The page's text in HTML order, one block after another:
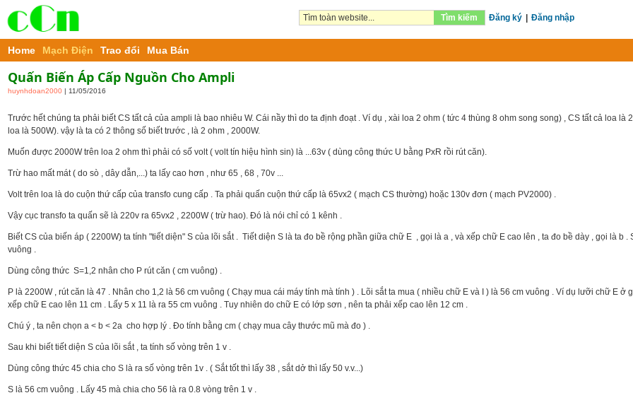
Tìm kiếm Đăng ký Đăng nhập
Home Mạch Điện Trao đổi Mua Bán
Quấn Biến Áp Cấp Nguồn Cho Ampli
huynhdoan2000 | 11/05/2016
Trước hết chúng ta phải biết CS tất cả của ampli là bao nhiêu W. Cái nầy thì do ta định đoạt . Ví dụ , xài loa 2 ohm ( tức 4 thùng 8 ohm song song) , CS tất cả loa là
loa là 500W). vậy là ta có 2 thông số biết trước , là 2 ohm , 2000W.
Muốn được 2000W trên loa 2 ohm thì phải có số volt ( volt tín hiệu hình sin) là ...63v ( dùng công thức U bằng PxR rồi rút căn).
Trừ hao mất mát ( do sò , dây dẫn,...) ta lấy cao hơn , như 65 , 68 , 70v ...
Volt trên loa là do cuộn thứ cấp của transfo cung cấp . Ta phải quấn cuộn thứ cấp là 65vx2 ( mạch CS thường) hoặc 130v đơn ( mạch PV2000) .
Vậy cục transfo ta quấn sẽ là 220v ra 65vx2 , 2200W ( trừ hao). Đó là nói chỉ có 1 kênh .
Biết CS của biến áp ( 2200W) ta tính "tiết diện" S của lõi sắt . Tiết diện S là ta đo bề rộng phần giữa chữ E , gọi là a , và xếp chữ E cao lên , ta đo bề dày , gọi là b .
vuông .
Dùng công thức S=1,2 nhân cho P rút căn ( cm vuông) .
P là 2200W , rút căn là 47 . Nhân cho 1,2 là 56 cm vuông ( Chạy mua cái máy tính mà tính ) . Lõi sắt ta mua ( nhiều chữ E và I ) là 56 cm vuông . Ví dụ lưỡi chữ E ở
xếp chữ E cao lên 11 cm . Lấy 5 x 11 là ra 55 cm vuông . Tuy nhiên do chữ E có lớp sơn , nên ta phải xếp cao lên 12 cm .
Chú ý , ta nên chọn a < b < 2a cho hợp lý . Đo tính bằng cm ( chạy mua cây thước mũ mà đo ) .
Sau khi biết tiết diện S của lõi sắt , ta tính số vòng trên 1 v .
Dùng công thức 45 chia cho S là ra số vòng trên 1v . ( Sắt tốt thì lấy 38 , sắt dở thì lấy 50 v.v...)
S là 56 cm vuông . Lấy 45 mà chia cho 56 là ra 0.8 vòng trên 1 v .